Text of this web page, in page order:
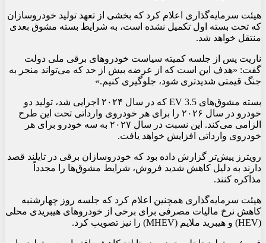
هیئت سرمایه‌گذاری اعلام کرد که بخشی از تعهد تولید خودروسازان
که تحت بسته اول تکمیل نشده است، به شرایط بسته مشوق بعدی
منتقل خواهد شد.
ناریت پس از جلسه کمیته سیاست خودروهای برقی ملی دولت
گفت: «هدف این است که از عرضه بیش از حد که می‌تواند منجر به
جنگ قیمتی شدیدتری شود، جلوگیری کنیم.»
بسته مشوق‌های EV 3.5 که در سال ۲۰۲۴ اجرایی شد، تولید دو
خودرو در سال ۲۰۲۶ را برای هر خودروی وارداتی تحت این طرح
الزامی می‌کند. این نسبت در سال ۲۰۲۷ به سه خودرو برای هر
خودروی وارداتی افزایش خواهد یافت.
رویترز پیش‌تر گزارش داده بود که خودروسازان برقی در تایلند قصد
دارند به دلیل کاهش شدید فروش، شرایط مشوق‌ها را مجدداً
مذاکره کنند.
هیئت سرمایه‌گذاری همچنین اعلام کرد که جلسه روز چهارشنبه
کاهش نرخ مالیات مصرفی برای برخی از خودروهای هیبریدی محلی
(HEV) و هیبرید ملایم (MHEV) را نیز تصویب کرد.